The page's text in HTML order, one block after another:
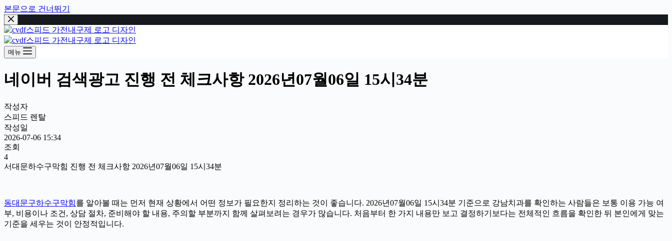
본문으로 건너뛰기
메뉴
네이버 검색광고 진행 전 체크사항 2026년07월06일 15시34분
작성자
스피드 렌탈
작성일
2026-07-06 15:34
조회
4
서대문하수구막힘 진행 전 체크사항 2026년07월06일 15시34분
동대문구하수구막힘를 알아볼 때는 먼저 현재 상황에서 어떤 정보가 필요한지 정리하는 것이 좋습니다. 2026년07월06일 15시34분 기준으로 강남치과를 확인하는 사람들은 보통 이용 가능 여
부, 비용이나 조건, 상담 절차, 준비해야 할 내용, 주의할 부분까지 함께 살펴보려는 경우가 많습니다. 처음부터 한 가지 내용만 보고 결정하기보다는 전체적인 흐름을 확인한 뒤 본인에게 맞는
기준을 세우는 것이 안정적입니다.